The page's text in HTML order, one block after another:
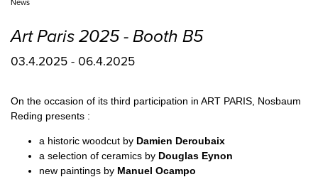
News
Art Paris 2025 - Booth B5
03.4.2025 - 06.4.2025
On the occasion of its third participation in ART PARIS, Nosbaum
Reding presents :
a historic woodcut by Damien Deroubaix
a selection of ceramics by Douglas Eynon
new paintings by Manuel Ocampo